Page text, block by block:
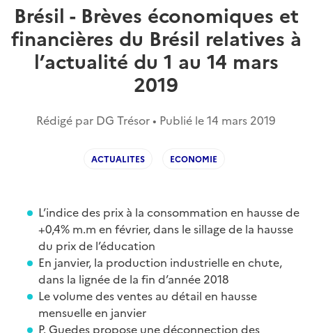
Brésil - Brèves économiques et
financières du Brésil relatives à
l’actualité du 1 au 14 mars
2019
Rédigé par DG Trésor • Publié le14 mars 2019
ACTUALITES ECONOMIE
L’indice des prix à la consommation en hausse de
+0,4% m.m en février, dans le sillage de la hausse
du prix de l’éducation
En janvier, la production industrielle en chute,
dans la lignée de la fin d’année 2018
Le volume des ventes au détail en hausse
mensuelle en janvier
P. Guedes propose une déconnection des